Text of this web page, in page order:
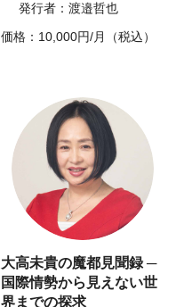
発行者：渡邉哲也
価格：10,000円/月（税込）
大高未貴の魔都見聞録 ─
国際情勢から見えない世
界までの探求